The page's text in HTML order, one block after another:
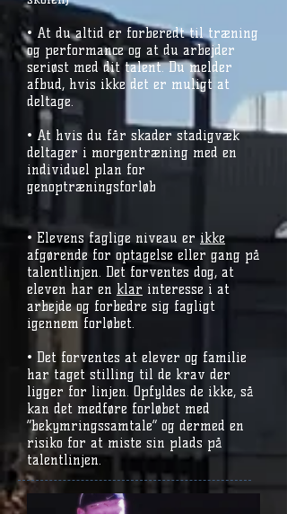
• At du altid er forberedt til træning
og performance og at du arbejder
seriøst med dit talent. Du melder
afbud, hvis ikke det er muligt at
deltage.
• At hvis du får skader stadigvæk
deltager i morgentræning med en
individuel plan for
genoptræningsforløb
• Elevens faglige niveau er ikke
afgørende for optagelse eller gang på
talentlinjen. Det forventes dog, at
eleven har en klar interesse i at
arbejde og forbedre sig fagligt
igennem forløbet.
• Det forventes at elever og familie
har taget stilling til de krav der
ligger for linjen. Opfyldes de ikke, så
kan det medføre forløbet med
”bekymringssamtale” og dermed en
risiko for at miste sin plads på
talentlinjen.